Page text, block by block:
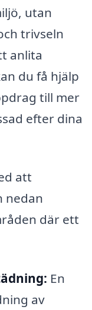
utan
trivseln
anlita
du få hjälp
till mer
efter dina
att
nedan
där ett
En
av